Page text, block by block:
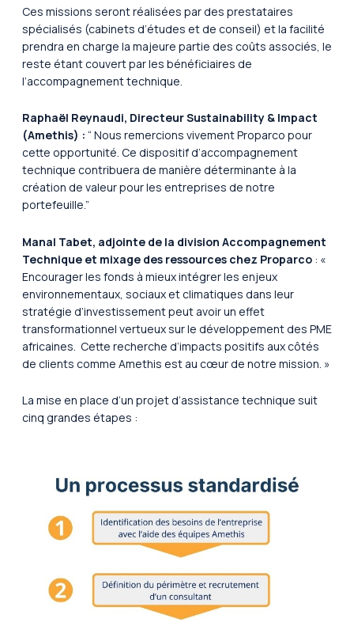
Ces missions seront réalisées par des prestataires
spécialisés (cabinets d’études et de conseil) et la facilité
prendra en charge la majeure partie des coûts associés, le
reste étant couvert par les bénéficiaires de
l’accompagnement technique.
Raphaël Reynaudi, Directeur Sustainability & Impact
(Amethis) : “ Nous remercions vivement Proparco pour
cette opportunité. Ce dispositif d’accompagnement
technique contribuera de manière déterminante à la
création de valeur pour les entreprises de notre
portefeuille.”
Manal Tabet, adjointe de la division Accompagnement
Technique et mixage des ressources chez Proparco : «
Encourager les fonds à mieux intégrer les enjeux
environnementaux, sociaux et climatiques dans leur
stratégie d’investissement peut avoir un effet
transformationnel vertueux sur le développement des PME
africaines. Cette recherche d’impacts positifs aux côtés
de clients comme Amethis est au cœur de notre mission. »
La mise en place d’un projet d’assistance technique suit
cinq grandes étapes :